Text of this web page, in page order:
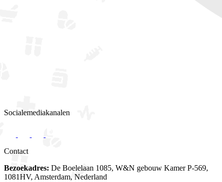
Socialemediakanalen
Contact
Bezoekadres: De Boelelaan 1085, W&N gebouw Kamer P-569,
1081HV, Amsterdam, Nederland